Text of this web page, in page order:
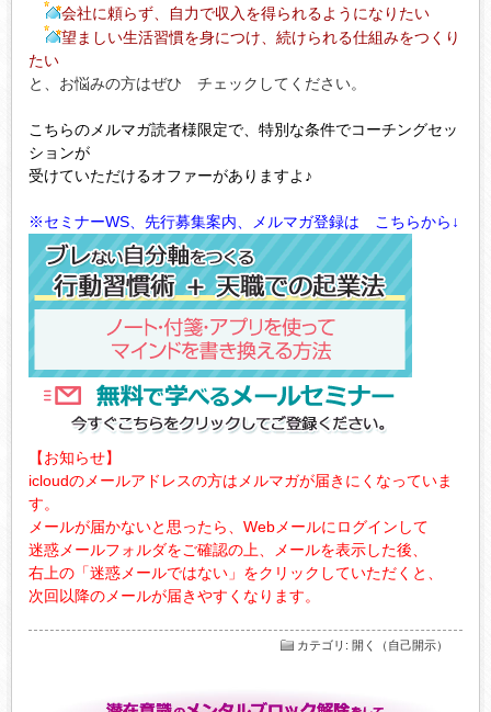
会社に頼らず、自力で収入を得られるようになりたい
望ましい生活習慣を身につけ、続けられる仕組みをつくり
たい
と、お悩みの方はぜひ チェックしてください。
こちらのメルマガ読者様限定で、特別な条件でコーチングセッ
ションが
受けていただけるオファーがありますよ♪
※セミナーWS、先行募集案内、メルマガ登録は こちらから↓
【お知らせ】
icloudのメールアドレスの方はメルマガが届きにくなっていま
す。
メールが届かないと思ったら、Webメールにログインして
迷惑メールフォルダをご確認の上、メールを表示した後、
右上の「迷惑メールではない」をクリックしていただくと、
次回以降のメールが届きやすくなります。
カテゴリ : 開く（自己開示）